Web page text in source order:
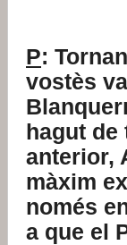
P:
vostès
hagut de
anterior,
màxim
només
a que el